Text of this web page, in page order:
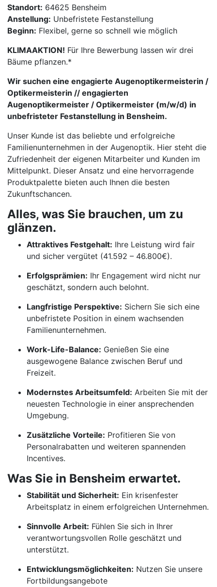
Standort: 64625 Bensheim
Anstellung: Unbefristete Festanstellung
Beginn: Flexibel, gerne so schnell wie möglich
KLIMAAKTION! Für Ihre Bewerbung lassen wir drei
Bäume pflanzen.*
Wir suchen eine engagierte Augenoptikermeisterin /
Optikermeisterin // engagierten
Augenoptikermeister / Optikermeister (m/w/d) in
unbefristeter Festanstellung in Bensheim.
Unser Kunde ist das beliebte und erfolgreiche
Familienunternehmen in der Augenoptik. Hier steht die
Zufriedenheit der eigenen Mitarbeiter und Kunden im
Mittelpunkt. Dieser Ansatz und eine hervorragende
Produktpalette bieten auch Ihnen die besten
Zukunftschancen.
Alles, was Sie brauchen, um zu
glänzen.
Attraktives Festgehalt: Ihre Leistung wird fair
und sicher vergütet (41.592 – 46.800€).
Erfolgsprämien: Ihr Engagement wird nicht nur
geschätzt, sondern auch belohnt.
Langfristige Perspektive: Sichern Sie sich eine
unbefristete Position in einem wachsenden
Familienunternehmen.
Work-Life-Balance: Genießen Sie eine
ausgewogene Balance zwischen Beruf und
Freizeit.
Modernstes Arbeitsumfeld: Arbeiten Sie mit der
neuesten Technologie in einer ansprechenden
Umgebung.
Zusätzliche Vorteile: Profitieren Sie von
Personalrabatten und weiteren spannenden
Incentives.
Was Sie in Bensheim erwartet.
Stabilität und Sicherheit: Ein krisenfester
Arbeitsplatz in einem erfolgreichen Unternehmen.
Sinnvolle Arbeit: Fühlen Sie sich in Ihrer
verantwortungsvollen Rolle geschätzt und
unterstützt.
Entwicklungsmöglichkeiten: Nutzen Sie unsere
Fortbildungsangebote